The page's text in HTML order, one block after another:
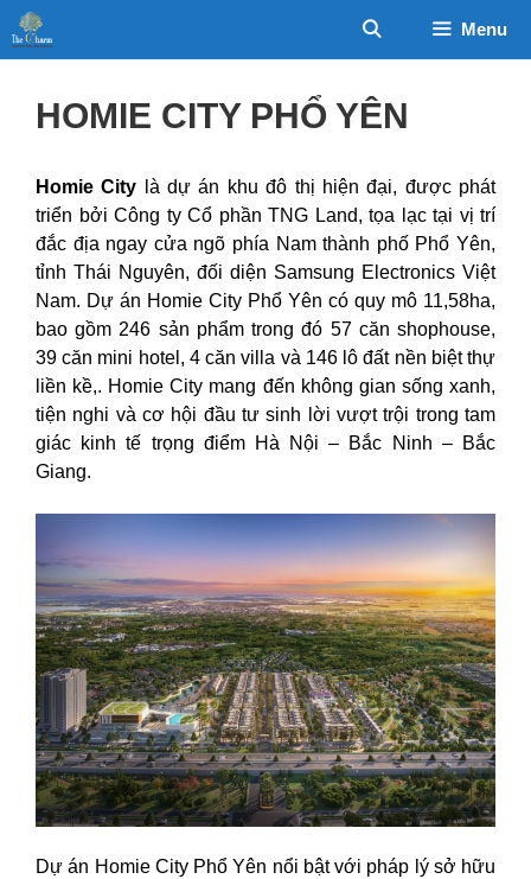
Chuyển
đến
nội
Menu
HOMIE CITY PHỔ YÊN
Homie City là dự án khu đô thị hiện đại, được phát
triển bởi Công ty Cổ phần TNG Land, tọa lạc tại vị trí
đắc địa ngay cửa ngõ phía Nam thành phố Phổ Yên,
tỉnh Thái Nguyên, đối diện Samsung Electronics Việt
Nam. Dự án Homie City Phổ Yên có quy mô 11,58ha,
bao gồm 246 sản phẩm trong đó 57 căn shophouse,
39 căn mini hotel, 4 căn villa và 146 lô đất nền biệt thự
liền kề,. Homie City mang đến không gian sống xanh,
tiện nghi và cơ hội đầu tư sinh lời vượt trội trong tam
giác kinh tế trọng điểm Hà Nội – Bắc Ninh – Bắc
Giang.
Dự án Homie City Phổ Yên nổi bật với pháp lý sở hữu